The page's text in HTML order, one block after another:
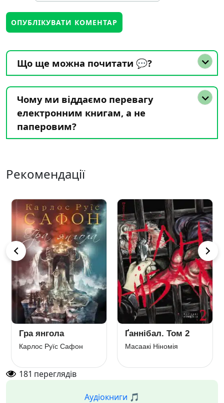
Що ще можна почитати 💬?
Чому ми віддаємо перевагу
електронним книгам, а не
паперовим?
Рекомендації
Гра янгола
Карлос Руїс Сафон
Ґаннібал. Том 2
Масаакі Ніномія
181 переглядів
Аудіокниги 🎵